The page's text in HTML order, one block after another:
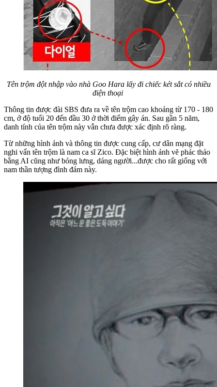
Tên trộm đột nhập vào nhà Goo Hara lấy đi chiếc két sắt có nhiều
điện thoại
Thông tin được đài SBS đưa ra về tên trộm cao khoảng từ 170 - 180
cm, ở độ tuổi 20 đến đầu 30 ở thời điểm gây án. Sau gần 5 năm,
danh tính của tên trộm này vẫn chưa được xác định rõ ràng.
Từ những hình ảnh và thông tin được cung cấp, cư dân mạng đặt
nghi vấn tên trộm là nam ca sĩ Zico. Đặc biệt hình ảnh vẽ phác thảo
bằng AI cũng như bóng lưng, dáng người...được cho rất giống với
nam thần tượng đình đám này.